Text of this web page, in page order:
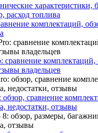
характеристики,
расход топлива
комплектаций,
сравнение комплектаций,
владельцев
сравнение
недостатки, отзывы